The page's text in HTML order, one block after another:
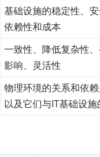
基础设施的稳定性、
依赖性和成本
一致性、降低复杂性
影响、灵活性
物理环境的关系和依
以及它们与IT基础设